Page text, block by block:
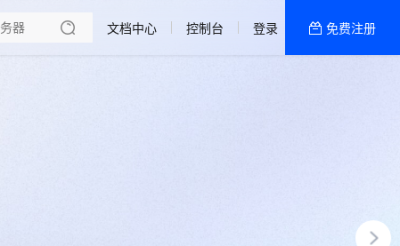
文档中心 控制台 登录 免费注册